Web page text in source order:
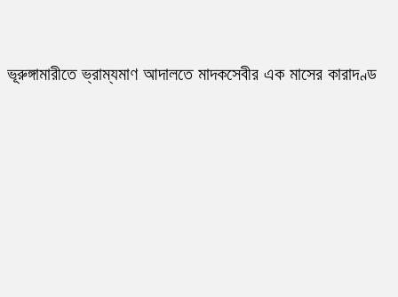
ভূরুঙ্গামারীতে ভ্রাম্যমাণ আদালতে মাদকসেবীর এক মাসের কারাদণ্ড